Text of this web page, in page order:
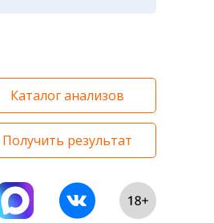
Каталог анализов
Получить результат